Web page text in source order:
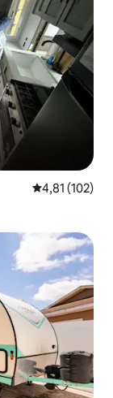
4,81 (102)